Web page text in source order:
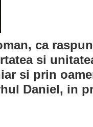
ca
si
si prin
Daniel, in